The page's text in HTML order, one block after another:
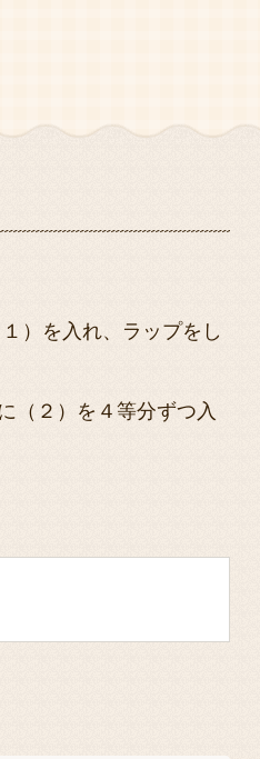
）を入れ、ラップをし
（２）を４等分ずつ入